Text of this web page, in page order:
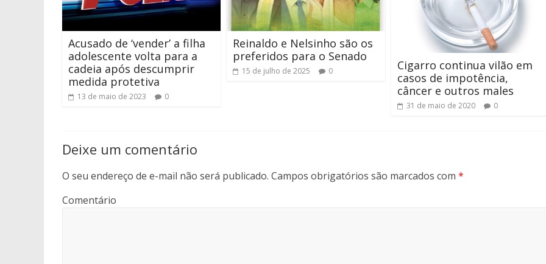
Acusado de ‘vender’ a filha
adolescente volta para a
cadeia após descumprir
medida protetiva
13 de maio de 2023 0
Reinaldo e Nelsinho são os
preferidos para o Senado
15 de julho de 2025 0
Cigarro continua vilão em
casos de impotência,
câncer e outros males
31 de maio de 2020 0
Deixe um comentário
O seu endereço de e-mail não será publicado. Campos obrigatórios são marcados com *
Comentário